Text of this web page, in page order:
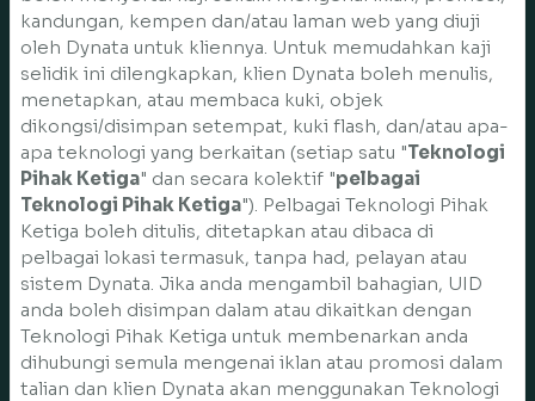
kandungan, kempen dan/atau laman web yang diuji
oleh Dynata untuk kliennya. Untuk memudahkan kaji
selidik ini dilengkapkan, klien Dynata boleh menulis,
menetapkan, atau membaca kuki, objek
dikongsi/disimpan setempat, kuki flash, dan/atau apa-
apa teknologi yang berkaitan (setiap satu "Teknologi
Pihak Ketiga" dan secara kolektif "pelbagai
Teknologi Pihak Ketiga"). Pelbagai Teknologi Pihak
Ketiga boleh ditulis, ditetapkan atau dibaca di
pelbagai lokasi termasuk, tanpa had, pelayan atau
sistem Dynata. Jika anda mengambil bahagian, UID
anda boleh disimpan dalam atau dikaitkan dengan
Teknologi Pihak Ketiga untuk membenarkan anda
dihubungi semula mengenai iklan atau promosi dalam
talian dan klien Dynata akan menggunakan Teknologi